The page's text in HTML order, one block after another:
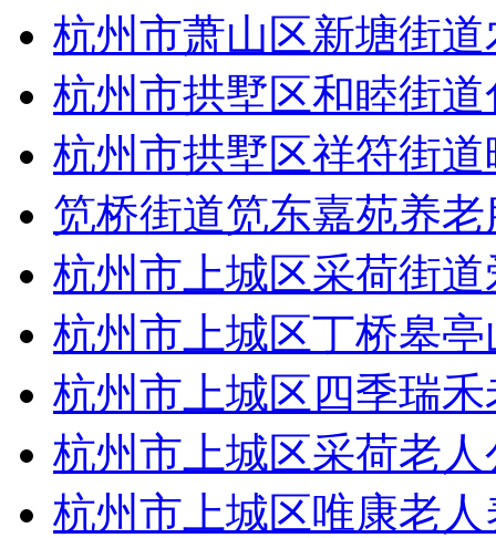
杭州市萧山区新塘街
杭州市拱墅区和睦街
杭州市拱墅区祥符街
笕桥街道笕东嘉苑养
杭州市上城区采荷街
杭州市上城区丁桥皋
杭州市上城区四季瑞
杭州市上城区采荷老人
杭州市上城区唯康老